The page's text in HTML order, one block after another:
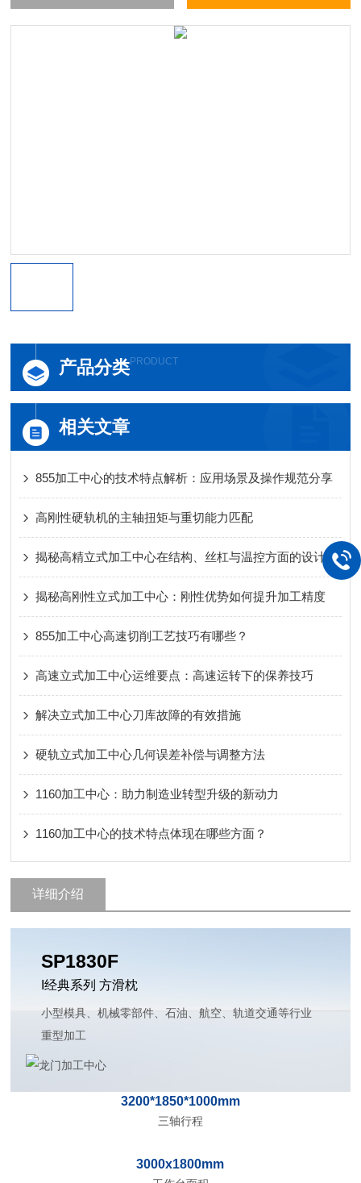
产品分类PRODUCT
相关文章
855加工中心的技术特点解析：应用场景及操作规范分享
高刚性硬轨机的主轴扭矩与重切能力匹配
揭秘高精立式加工中心在结构、丝杠与温控方面的设计
揭秘高刚性立式加工中心：刚性优势如何提升加工精度
855加工中心高速切削工艺技巧有哪些？
高速立式加工中心运维要点：高速运转下的保养技巧
解决立式加工中心刀库故障的有效措施
硬轨立式加工中心几何误差补偿与调整方法
1160加工中心：助力制造业转型升级的新动力
1160加工中心的技术特点体现在哪些方面？
详细介绍
SP1830F
I经典系列 方滑枕
小型模具、机械零部件、石油、航空、轨道交通等行业
重型加工
3200*1850*1000mm
三轴行程
3000x1800mm